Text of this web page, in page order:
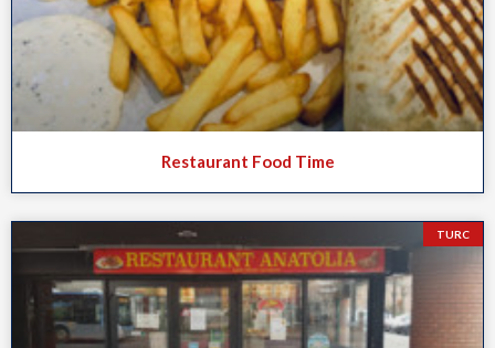
Restaurant Food Time
TURC